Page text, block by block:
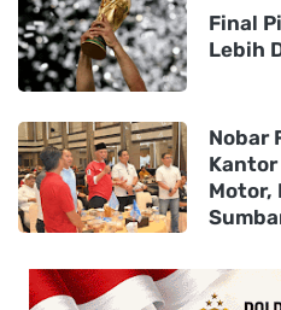
Final
Lebih
Nobar
Motor,